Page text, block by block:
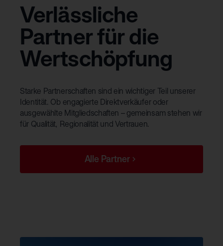
Verlässliche
Partner für die
Wertschöpfung
Starke Partnerschaften sind ein wichtiger Teil unserer
Identität. Ob engagierte Direktverkäufer oder
ausgewählte Mitgliedschaften – gemeinsam stehen wir
für Qualität, Regionalität und Vertrauen.
Alle Partner